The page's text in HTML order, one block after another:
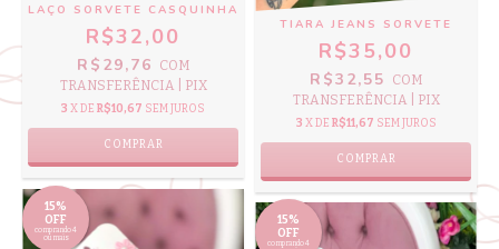
LAÇO SORVETE CASQUINHA
R$32,00
R$29,76
COM
TRANSFERÊNCIA | PIX
3 X DE R$10,67 SEM JUROS
COMPRAR
TIARA JEANS SORVETE
R$35,00
R$32,55
COM
TRANSFERÊNCIA | PIX
3 X DE R$11,67 SEM JUROS
COMPRAR
15%
OFF
comprando 4
ou mais
15%
OFF
comprando 4